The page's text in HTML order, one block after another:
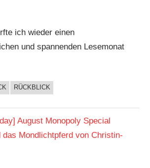
ich wieder einen
und spannenden Lesemonat
RÜCKBLICK
August Monopoly Special
das Mondlichtpferd von Christin-